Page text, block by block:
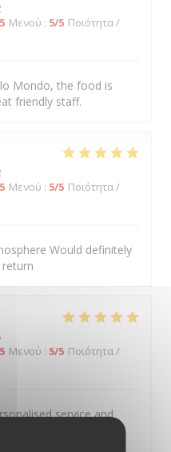
Μενού : 5/5 Ποιότητα /
Mondo, the food is
friendly staff.
Μενού : 5/5 Ποιότητα /
Would definitely
Μενού : 5/5 Ποιότητα /
service and